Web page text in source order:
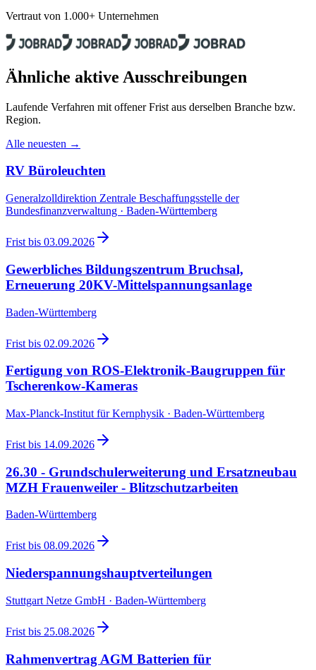
Vertraut von 1.000+ Unternehmen
Ähnliche aktive Ausschreibungen
Laufende Verfahren mit offener Frist aus derselben Branche bzw.
Region.
Alle neuesten →
RV Büroleuchten
Generalzolldirektion Zentrale Beschaffungsstelle der
Bundesfinanzverwaltung · Baden-Württemberg
Frist bis 03.09.2026
Gewerbliches Bildungszentrum Bruchsal,
Erneuerung 20KV-Mittelspannungsanlage
Baden-Württemberg
Frist bis 02.09.2026
Fertigung von ROS-Elektronik-Baugruppen für
Tscherenkow-Kameras
Max-Planck-Institut für Kernphysik · Baden-Württemberg
Frist bis 14.09.2026
26.30 - Grundschulerweiterung und Ersatzneubau
MZH Frauenweiler - Blitzschutzarbeiten
Baden-Württemberg
Frist bis 08.09.2026
Niederspannungshauptverteilungen
Stuttgart Netze GmbH · Baden-Württemberg
Frist bis 25.08.2026
Rahmenvertrag AGM Batterien für